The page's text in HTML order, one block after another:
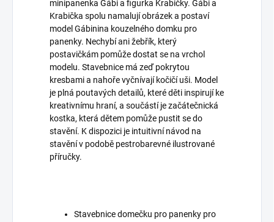
minipanenka Gábi a figurka Krabičky. Gábi a
Krabička spolu namalují obrázek a postaví
model Gábinina kouzelného domku pro
panenky. Nechybí ani žebřík, který
postavičkám pomůže dostat se na vrchol
modelu. Stavebnice má zeď pokrytou
kresbami a nahoře vyčnívají kočičí uši. Model
je plná poutavých detailů, které děti inspirují ke
kreativnímu hraní, a součástí je začátečnická
kostka, která dětem pomůže pustit se do
stavění. K dispozici je intuitivní návod na
stavění v podobě pestrobarevné ilustrované
příručky.
Stavebnice domečku pro panenky pro